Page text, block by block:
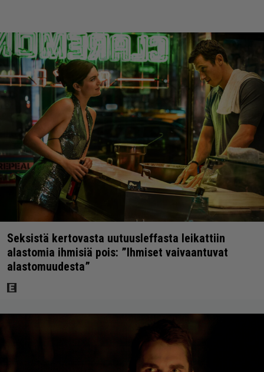
Seksistä kertovasta uutuusleffasta leikattiin
alastomia ihmisiä pois: ”Ihmiset vaivaantuvat
alastomuudesta”